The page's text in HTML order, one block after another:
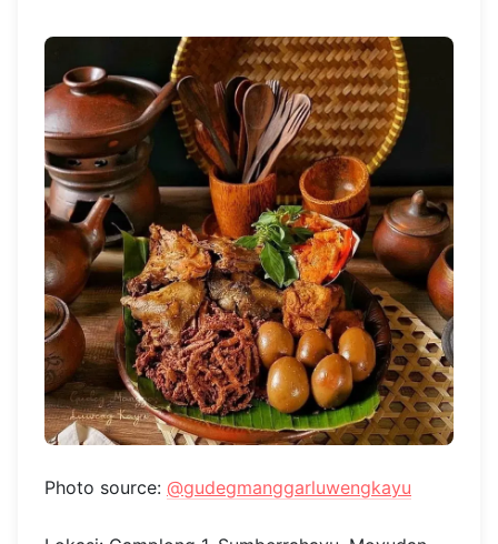
Photo source: @gudegmanggarluwengkayu